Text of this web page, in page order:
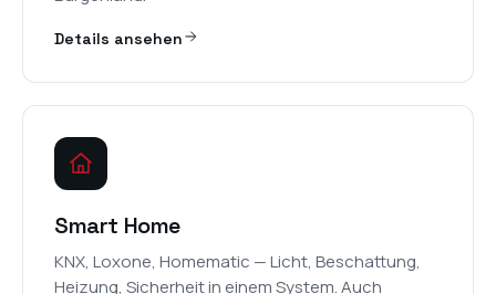
Details ansehen
Smart Home
KNX, Loxone, Homematic — Licht, Beschattung,
Heizung, Sicherheit in einem System. Auch